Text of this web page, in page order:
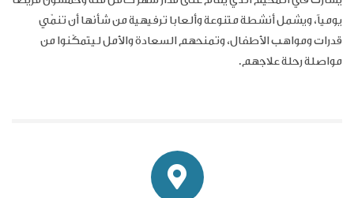
يومياً، ويشمل أنشطة متنوعة وألعابا ترفيهية من شأنها أن تنمّي
قدرات ومواهب الأطفال، وتمنحهم السعادة والأمل ليتمكّنوا من
مواصلة رحلة علاجهم.